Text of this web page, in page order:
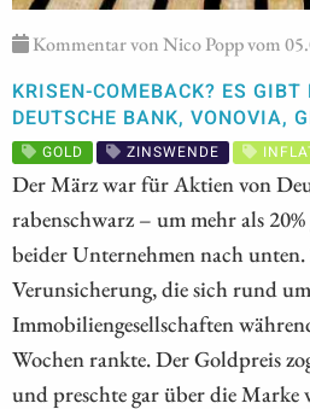
Kommentar von Nico Popp vom
KRISEN-COMEBACK? ES GIBT
DEUTSCHE BANK, VONOVIA,
GOLD ZINSWENDE
Der März war für Aktien von
rabenschwarz – um mehr als
beider Unternehmen nach
Verunsicherung, die sich rund
Immobiliengesellschaften
Wochen rankte. Der Goldpreis
und preschte gar über die Marke